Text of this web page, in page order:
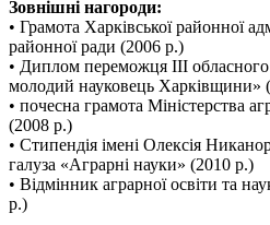
Зовнішні нагороди:
• Грамота Харківської районної
районної ради (2006 р.)
• Диплом переможця ІІІ
молодий науковець Харківщини»
• почесна грамота Міністерства
(2008 р.)
• Стипендія імені Олексія
галуза «Аграрні науки» (2010 р.)
• Відмінник аграрної освіти та
р.)